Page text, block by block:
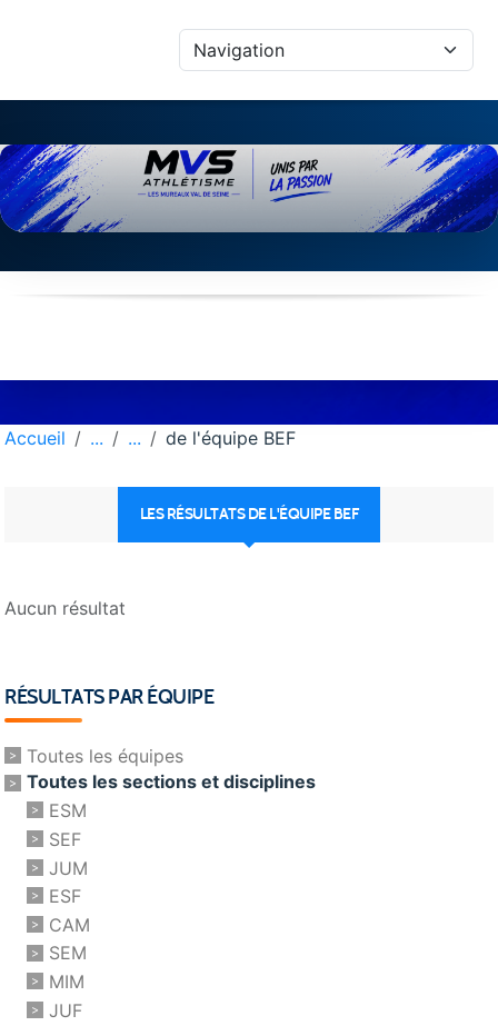
Accueil de l'équipe BEF
LES RÉSULTATS DE L'ÉQUIPE BEF
Aucun résultat
RÉSULTATS PAR ÉQUIPE
Toutes les équipes
Toutes les sections et disciplines
ESM
SEF
JUM
ESF
CAM
SEM
MIM
JUF